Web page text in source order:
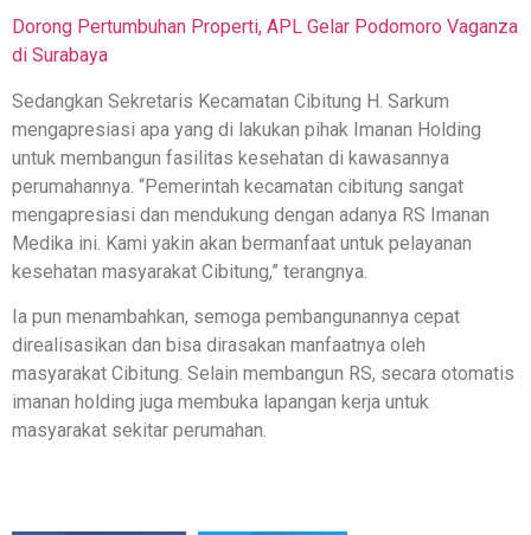
Dorong Pertumbuhan Properti, APL Gelar Podomoro Vaganza
di Surabaya
Sedangkan Sekretaris Kecamatan Cibitung H. Sarkum
mengapresiasi apa yang di lakukan pihak Imanan Holding
untuk membangun fasilitas kesehatan di kawasannya
perumahannya. “Pemerintah kecamatan cibitung sangat
mengapresiasi dan mendukung dengan adanya RS Imanan
Medika ini. Kami yakin akan bermanfaat untuk pelayanan
kesehatan masyarakat Cibitung,” terangnya.
Ia pun menambahkan, semoga pembangunannya cepat
direalisasikan dan bisa dirasakan manfaatnya oleh
masyarakat Cibitung. Selain membangun RS, secara otomatis
imanan holding juga membuka lapangan kerja untuk
masyarakat sekitar perumahan.